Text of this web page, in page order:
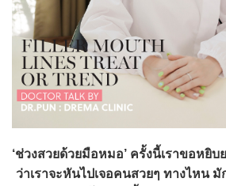
‘ช่วงสวยด้วยมือหมอ’ ครั้งนี้เราขอหยิ
ว่าเราจะหันไปเจอคนสวยๆ ทางไหน